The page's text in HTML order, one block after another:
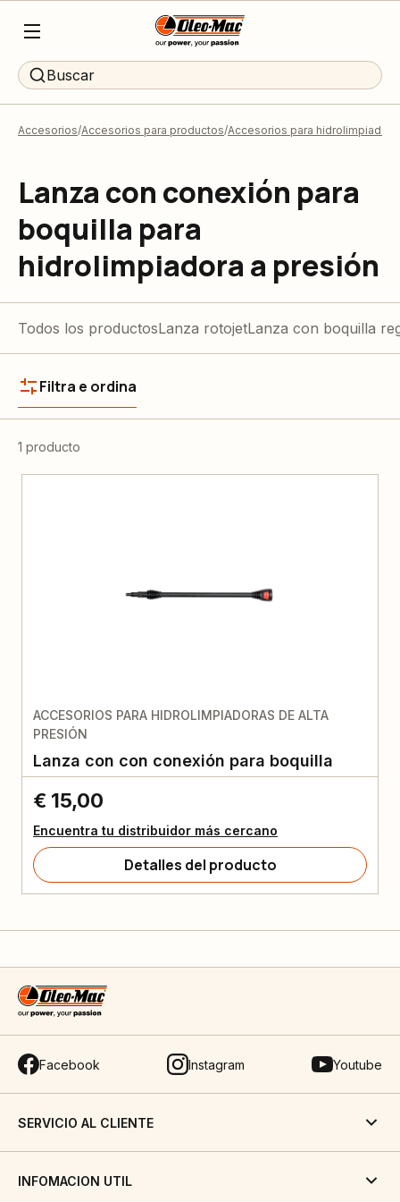
Buscar
Accesorios Accesorios para productos Accesorios para
Lanza con conexión para
boquilla para
hidrolimpiadora a presión
Todos los productosLanza rotojetLanza con boquilla
Filtra e ordina
1 producto
ACCESORIOS PARA HIDROLIMPIADORAS DE ALTA
PRESIÓN
Lanza con con conexión para boquilla
€ 15,00
Encuentra tu distribuidor más cercano
Detalles del producto
Facebook Instagram Youtube
SERVICIO AL CLIENTE
INFOMACION UTIL